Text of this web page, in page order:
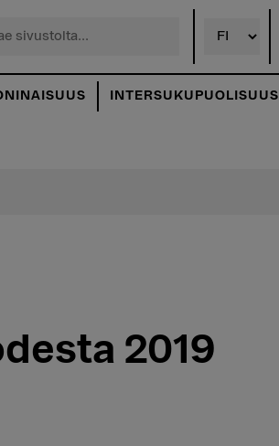
INTERSUKUPUOLISUUS
2019